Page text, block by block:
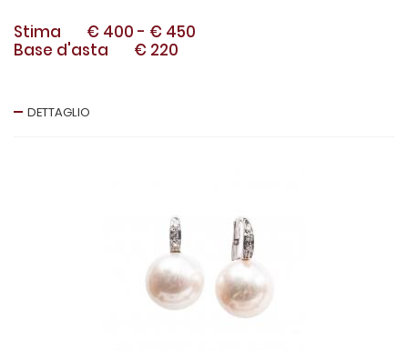
Stima € 400 - € 450
Base d'asta
€ 220
DETTAGLIO